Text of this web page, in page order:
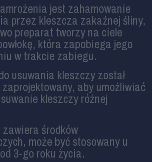
jest zahamowanie
przez kleszcza zakaźnej śliny,
preparat tworzy na ciele
która zapobiega jego
w trakcie zabiegu.
usuwania kleszczy został
aby umożliwiać
kleszczy różnej
środków
może być stosowany u
3-go roku życia.